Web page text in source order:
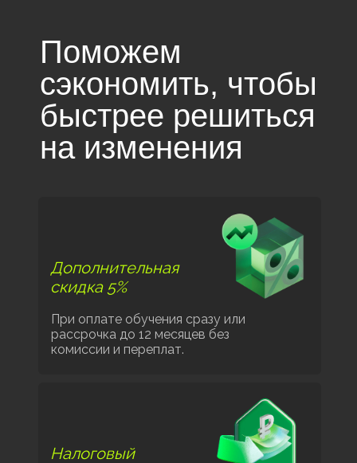
Поможем
сэкономить, чтобы
быстрее решиться
на изменения
Налоговый
Дополнительная
скидка 5%
При оплате обучения сразу или
рассрочка до 12 месяцев без
комиссии и переплат.